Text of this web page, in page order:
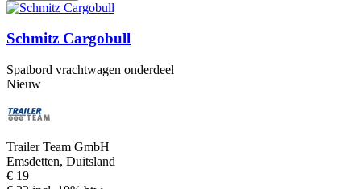
Schmitz Cargobull
Spatbord vrachtwagen onderdeel
Nieuw
Trailer Team GmbH
Emsdetten, Duitsland
€ 19